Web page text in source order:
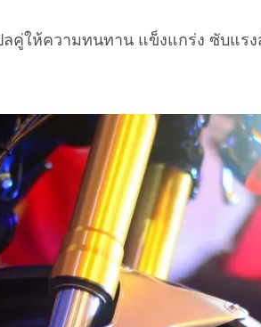
ลคู่ให้ความทนทาน แข็งแกร่ง ซับแร